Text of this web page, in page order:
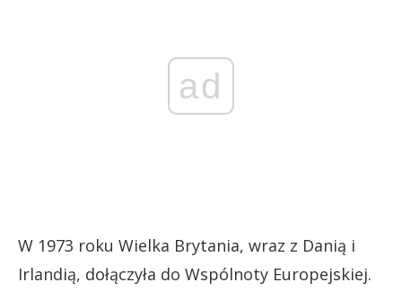
ad
W 1973 roku Wielka Brytania, wraz z Danią i
Irlandią, dołączyła do Wspólnoty Europejskiej.